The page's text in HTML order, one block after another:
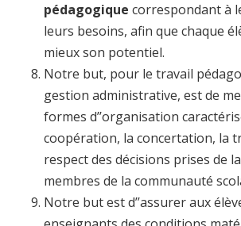
pédagogique correspondant à
leurs besoins, afin que chaque
mieux son potentiel.
Notre but, pour le travail
gestion administrative, est de
formes d’’organisation
coopération, la concertation, la
respect des décisions prises de
membres de la communauté
Notre but est d’’assurer aux